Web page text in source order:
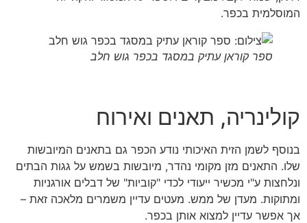
המוסלמית בכפר.
ספר קוראן עתיק במסגד בכפר גוש חלב
קולינריה, תאנים ואירוח
בנוסף לשמן הזית האיכותי נודע הכפר גם בתאנים המיובשות
שלו. התאנים מזן מקומי נהדר, מיובשות בשמש על גגות הבתים
ונלחצות ע"י מכשיר ייעודי לכדי "קוביות" של דבלים אורגניות
ומתוקות. מעדן של ממש. מעטים עדיין משמרים מלאכה זאת –
אך אפשר עדיין למצוא אותן בכפר.